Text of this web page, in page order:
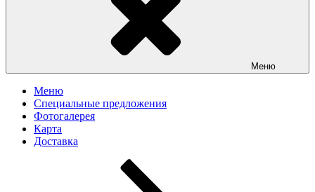
Меню
Меню
Специальные предложения
Фотогалерея
Карта
Доставка